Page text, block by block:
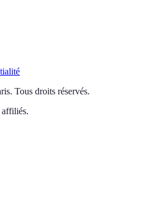
. Tous droits réservés.
affiliés.